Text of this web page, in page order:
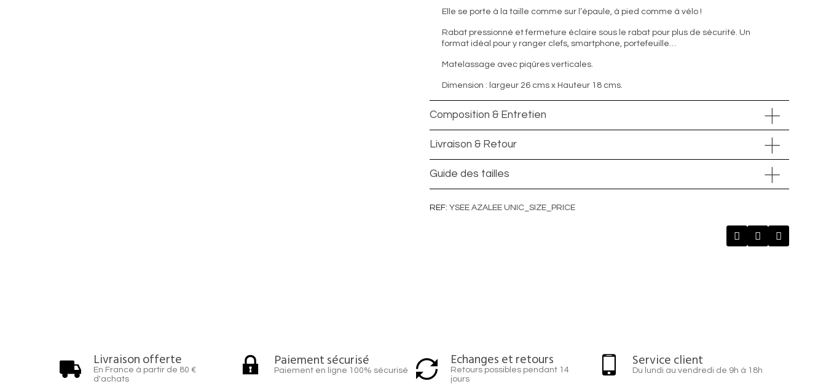
Elle se porte à la taille comme sur l’épaule, à pied comme à vélo !
Rabat pressionné et fermeture éclaire sous le rabat pour plus de sécurité. Un
format idéal pour y ranger clefs, smartphone, portefeuille…
Matelassage avec piqûres verticales.
Dimension : largeur 26 cmsx Hauteur 18 cms.
Composition & Entretien
Livraison & Retour
Guide des tailles
REF YSEE AZALEE UNIC_SIZE_PRICE
Livraison offerte
En France à partir de 80 €
d'achats
Paiement sécurisé
Paiement en ligne 100% sécurisé
Echanges et retours
Retours possibles pendant 14
jours
Service client
Du lundi au vendredi de 9h à 18h